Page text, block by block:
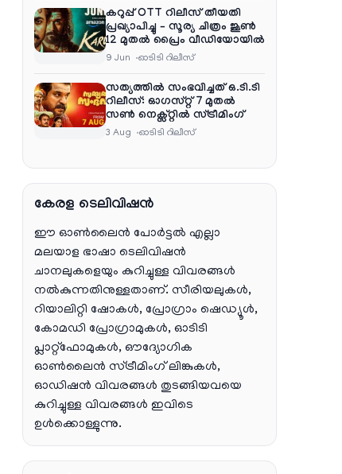
രാത്രി 9:30 ന്
കറുപ്പ് OTT റിലീസ് തീയതി
പ്രഖ്യാപിച്ചു – സൂര്യ ചിത്രം ജൂൺ
12 മുതൽ പ്രൈം വീഡിയോയിൽ
9 Jun ഓടിടി റിലീസ്
സത്യത്തിൽ സംഭവിച്ചത് ഒ.ടി.ടി
റിലീസ്: ഓഗസ്റ്റ് 7 മുതൽ
സൺ നെക്സ്റ്റിൽ സ്ട്രീമിംഗ്
3 Aug ഓടിടി റിലീസ്
കേരള ടെലിവിഷൻ
ഈ ഓൺലൈൻ പോർട്ടൽ എല്ലാ
മലയാള ഭാഷാ ടെലിവിഷൻ
ചാനലുകളെയും കുറിച്ചുള്ള വിവരങ്ങൾ
നൽകുന്നതിനുള്ളതാണ്. സീരിയലുകൾ,
റിയാലിറ്റി ഷോകൾ, പ്രോഗ്രാം ഷെഡ്യൂൾ,
കോമഡി പ്രോഗ്രാമുകൾ, ഓടിടി
പ്ലാറ്റ്‌ഫോമുകൾ, ഔദ്യോഗിക
ഓൺലൈൻ സ്ട്രീമിംഗ് ലിങ്കുകൾ,
ഓഡിഷൻ വിവരങ്ങൾ തുടങ്ങിയവയെ
കുറിച്ചുള്ള വിവരങ്ങൾ ഇവിടെ
ഉൾക്കൊള്ളുന്നു.